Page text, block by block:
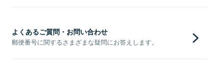
よくあるご質問・お問い合わせ
郵便番号に関するさまざまな疑問にお答えします。